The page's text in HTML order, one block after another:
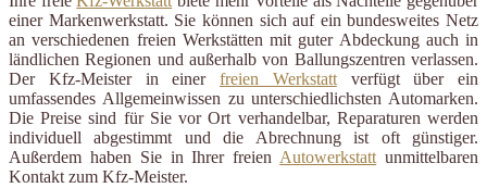
einer Markenwerkstatt. Sie können sich auf ein bundesweites Netz
an verschiedenen freien Werkstätten mit guter Abdeckung auch in
ländlichen Regionen und außerhalb von Ballungszentren verlassen.
Der Kfz-Meister in einer freien Werkstattverfügt über ein
umfassendes Allgemeinwissen zu unterschiedlichsten Automarken.
Die Preise sind für Sie vor Ort verhandelbar, Reparaturen werden
individuell abgestimmt und die Abrechnung ist oft günstiger.
Außerdem haben Sie in Ihrer freienAutowerkstattunmittelbaren
Kontakt zum Kfz-Meister.